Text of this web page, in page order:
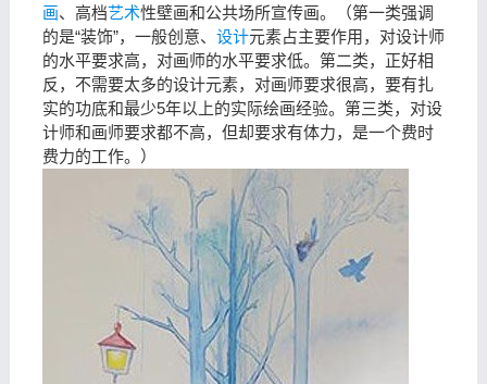
画、高档艺术性壁画和公共场所宣传画。（第一类强调
的是“装饰”，一般创意、 设计元素占主要作用，对设计师
的水平要求高，对画师的水平要求低。第二类，正好相
反，不需要太多的设计元素，对画师要求很高，要有扎
实的功底和最少5年以上的实际绘画经验。第三类，对设
计师和画师要求都不高，但却要求有体力，是一个费时
费力的工作。）